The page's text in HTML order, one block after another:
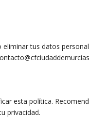
tus datos
esta política.
privacidad.